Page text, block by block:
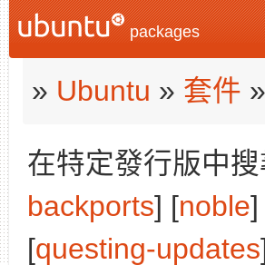
packages
» Ubuntu » 套件
在特定發行版中
backports] [noble]
[questing-updates